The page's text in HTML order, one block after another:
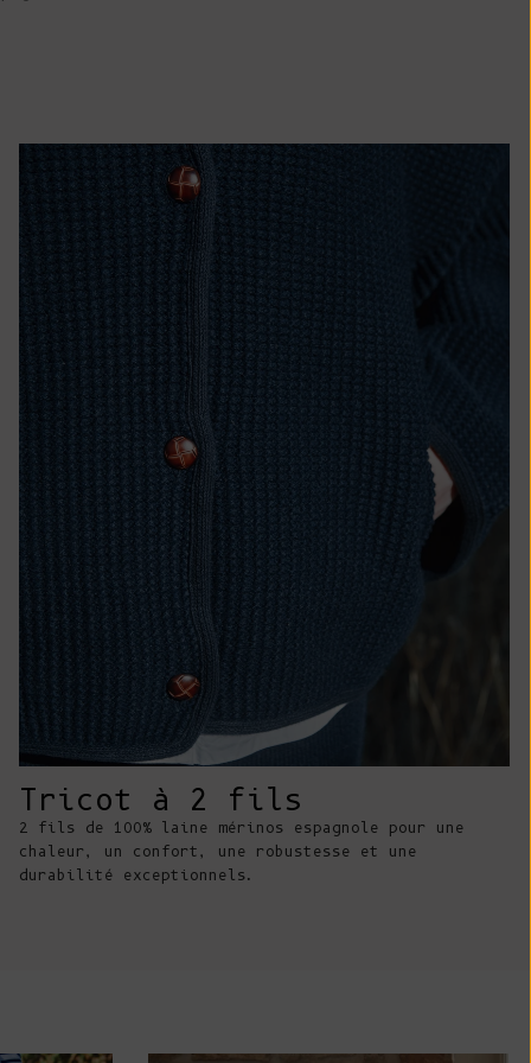
Comores (KMF
Congo -
Brazzaville
(XAF CFA)
Congo -
Îles Cook (NZD
Croatie (EUR
Chypre (EUR €)
Fdj)
Tricot à 2 fils
2 fils de 100% laine mérinos espagnole pour une
chaleur, un confort, une robustesse et une
durabilité exceptionnels.